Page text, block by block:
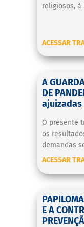
religiosos, à
ACESSAR
A
DE
ajuizadas
O presente
os
demandas
ACESSAR
E A